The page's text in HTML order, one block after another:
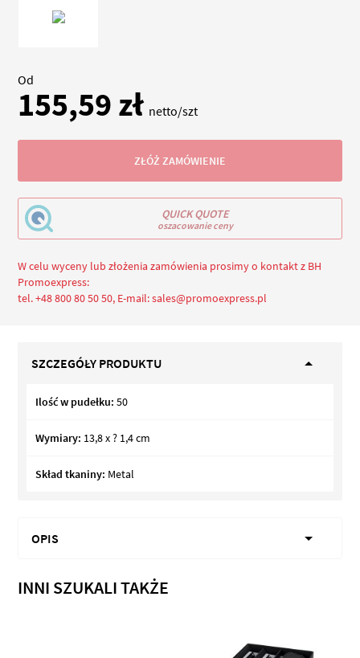
Od
155,59 zł netto/szt
ZŁÓŻ ZAMÓWIENIE
QUICK QUOTE
oszacowanie ceny
W celu wyceny lub złożenia zamówienia prosimy o kontakt z BH
Promoexpress:
tel. +48 800 80 50 50, E-mail: sales@promoexpress.pl
SZCZEGÓŁY PRODUKTU
Ilość w pudełku: 50
Wymiary: 13,8 x ? 1,4 cm
Skład tkaniny: Metal
OPIS
INNI SZUKALI TAKŻE